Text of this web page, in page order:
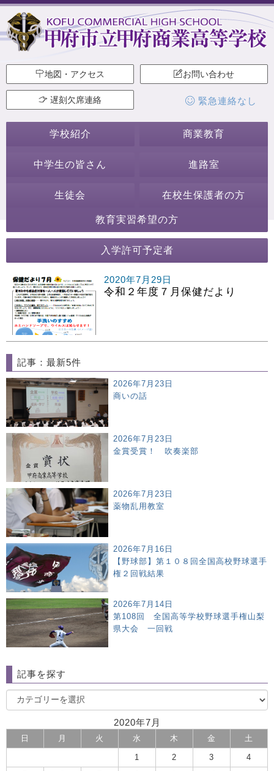
地図・アクセス お問い合わせ
遅刻欠席連絡 緊急連絡なし
学校紹介 商業教育
中学生の皆さん 進路室
生徒会 在校生保護者の方
教育実習希望の方
入学許可予定者
2020年7月29日
令和２年度７月保健だより
記事：最新5件
2026年7月23日
商いの話
2026年7月23日
金賞受賞！ 吹奏楽部
2026年7月23日
薬物乱用教室
2026年7月16日
【野球部】第１０８回全国高校野球選手
権２回戦結果
2026年7月14日
第108回 全国高等学校野球選手権山梨
県大会 一回戦
記事を探す
2020年7月
日 月 火 水 木 金 土
1 2 3 4